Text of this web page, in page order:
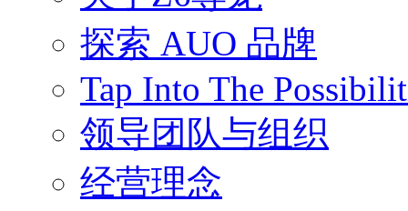
探索 AUO 品牌
Tap Into The
领导团队与组织
经营理念